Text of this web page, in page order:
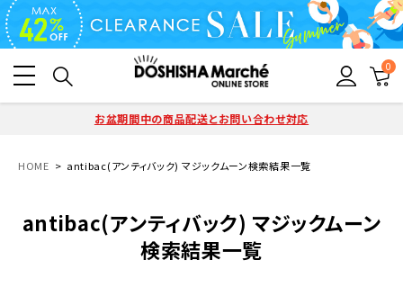
0
お盆期間中の商品配送とお問い合わせ対応
HOME antibac(アンティバック) マジックムーン検索結果一覧
antibac(アンティバック) マジックムーン
検索結果一覧